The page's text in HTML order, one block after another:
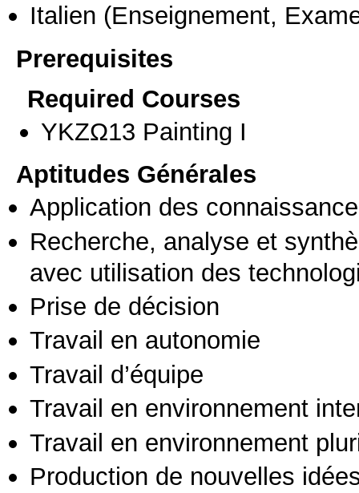
Italien (Enseignement,
Prerequisites
Required Courses
ΥΚΖΩ13 Painting I
Aptitudes Générales
Application des
Recherche, analyse et
avec utilisation des
Prise de décision
Travail en autonomie
Travail d’équipe
Travail en environnement
Travail en environnement
Production de nouvelles